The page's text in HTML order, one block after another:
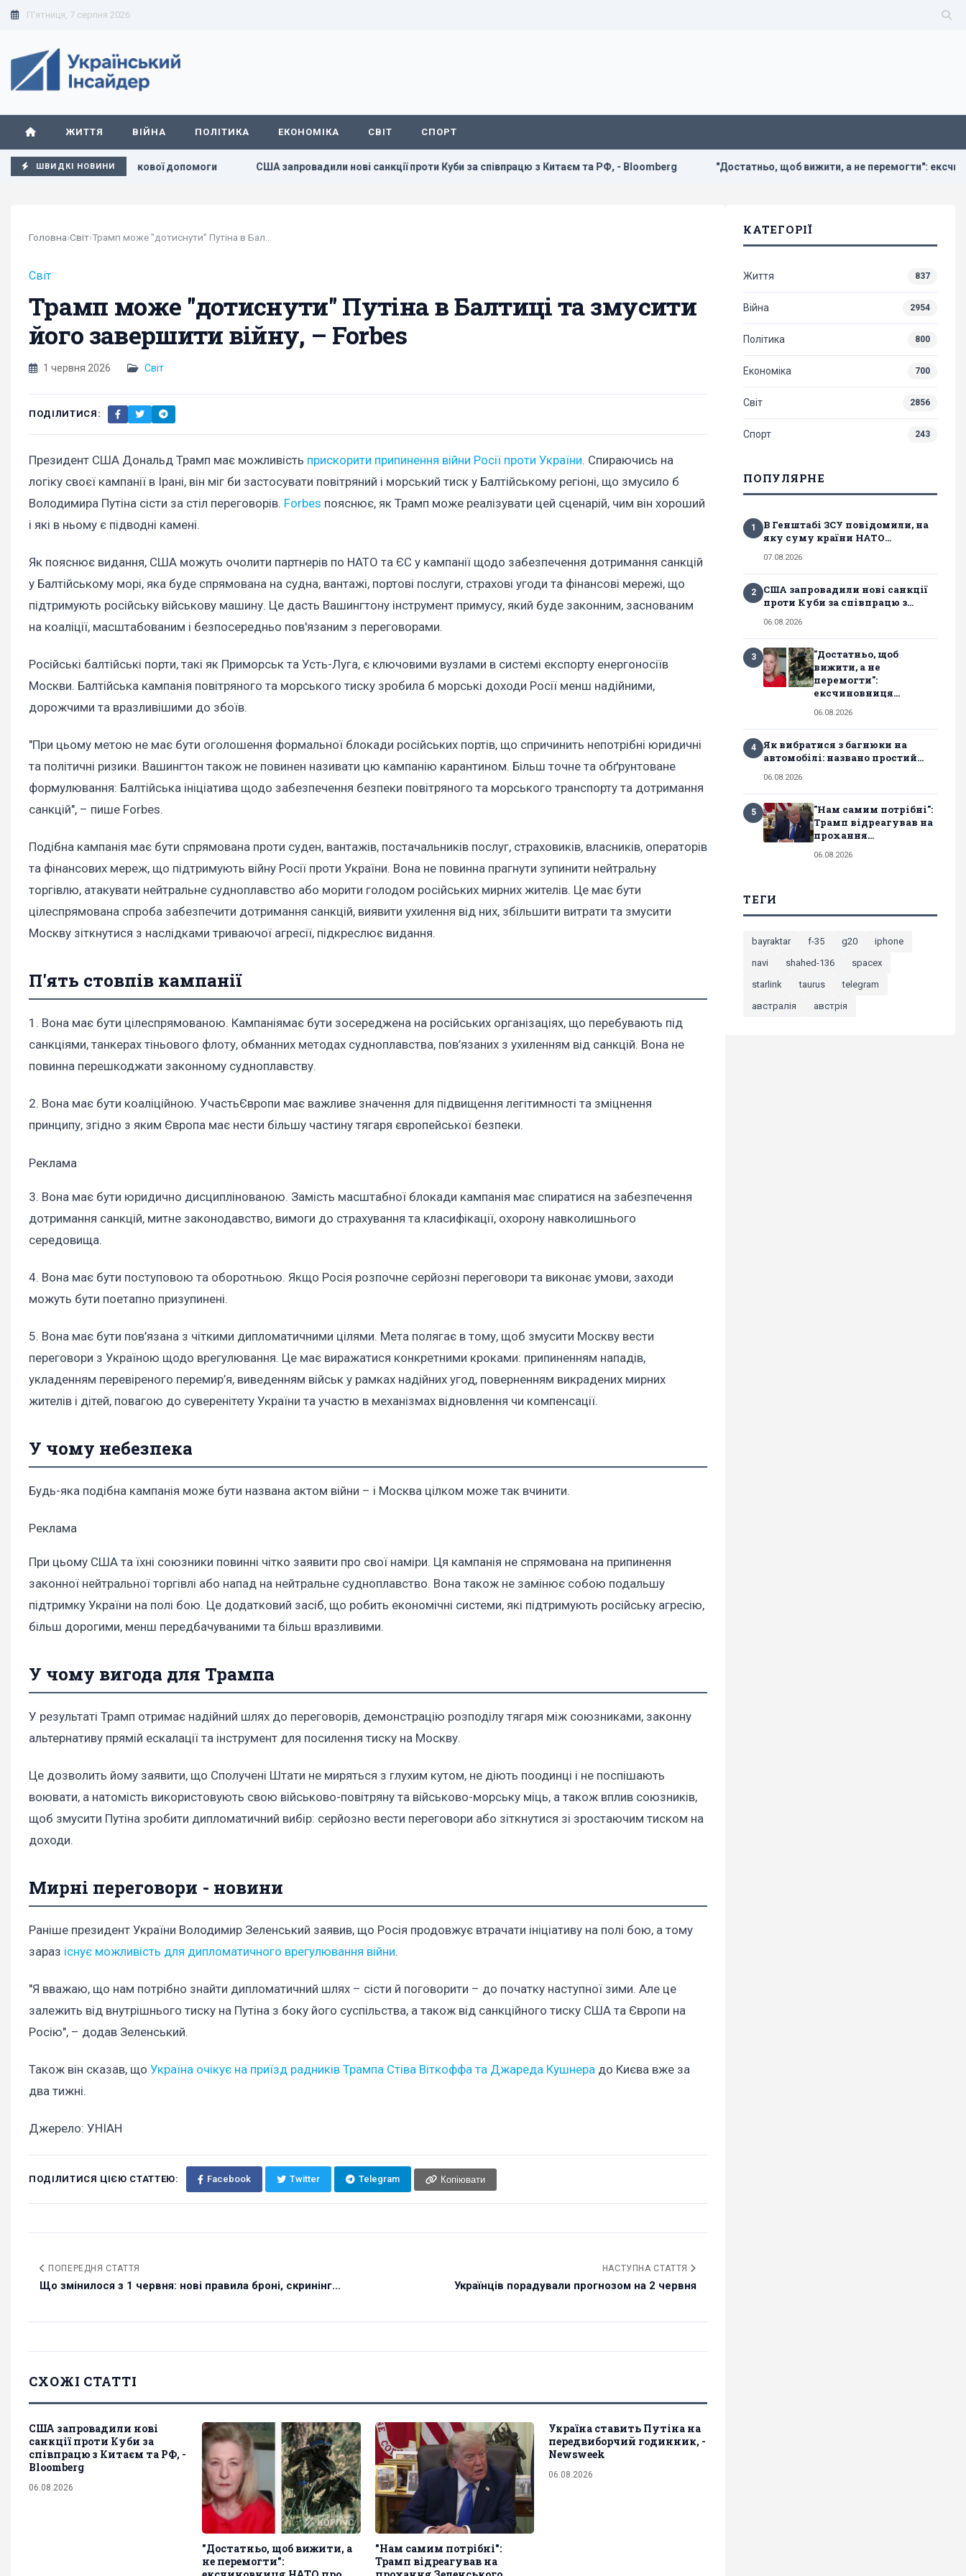
П'ятниця, 7 серпня 2026
ЖИТТЯ ВІЙНА ПОЛІТИКА ЕКОНОМІКА СВІТ СПОРТ
ШВИДКІ НОВИНИ
Україні військової допомоги США запровадили нові санкції проти Куби за співпрацю з Китаєм та РФ, - Bloomberg "Достатньо, щоб вижити, а не перемогти": ексчиновниця
Головна›Світ›
Світ
Трамп може "дотиснути" Путіна в Балтиці та змусити
його завершити війну, – Forbes
1 червня 2026 Світ
ПОДІЛИТИСЯ:
Президент США Дональд Трамп має можливість прискорити припинення війни Росії проти України. Спираючись на
логіку своєї кампанії в Ірані, він міг би застосувати повітряний і морський тиск у Балтійському регіоні, що змусило б
Володимира Путіна сісти за стіл переговорів. Forbes пояснює, як Трамп може реалізувати цей сценарій, чим він хороший
і які в ньому є підводні камені.
Як пояснює видання, США можуть очолити партнерів по НАТО та ЄС у кампанії щодо забезпечення дотримання санкцій
у Балтійському морі, яка буде спрямована на судна, вантажі, портові послуги, страхові угоди та фінансові мережі, що
підтримують російську військову машину. Це дасть Вашингтону інструмент примусу, який буде законним, заснованим
на коаліції, масштабованим і безпосередньо пов'язаним з переговорами.
Російські балтійські порти, такі як Приморськ та Усть-Луга, є ключовими вузлами в системі експорту енергоносіїв
Москви. Балтійська кампанія повітряного та морського тиску зробила б морські доходи Росії менш надійними,
дорожчими та вразливішими до збоїв.
"При цьому метою не має бути оголошення формальної блокади російських портів, що спричинить непотрібні юридичні
та політичні ризики. Вашингтон також не повинен називати цю кампанію карантином. Більш точне та обґрунтоване
формулювання: Балтійська ініціатива щодо забезпечення безпеки повітряного та морського транспорту та дотримання
санкцій", – пише Forbes.
Подібна кампанія має бути спрямована проти суден, вантажів, постачальників послуг, страховиків, власників, операторів
та фінансових мереж, що підтримують війну Росії проти України. Вона не повинна прагнути зупинити нейтральну
торгівлю, атакувати нейтральне судноплавство або морити голодом російських мирних жителів. Це має бути
цілеспрямована спроба забезпечити дотримання санкцій, виявити ухилення від них, збільшити витрати та змусити
Москву зіткнутися з наслідками триваючої агресії, підкреслює видання.
П'ять стовпів кампанії
1. Вона має бути цілеспрямованою. Кампаніямає бути зосереджена на російських організаціях, що перебувають під
санкціями, танкерах тіньового флоту, обманних методах судноплавства, пов’язаних з ухиленням від санкцій. Вона не
повинна перешкоджати законному судноплавству.
2. Вона має бути коаліційною. УчастьЄвропи має важливе значення для підвищення легітимності та зміцнення
принципу, згідно з яким Європа має нести більшу частину тягаря європейської безпеки.
Реклама
3. Вона має бути юридично дисциплінованою. Замість масштабної блокади кампанія має спиратися на забезпечення
дотримання санкцій, митне законодавство, вимоги до страхування та класифікації, охорону навколишнього
середовища.
4. Вона має бути поступовою та оборотньою. Якщо Росія розпочне серйозні переговори та виконає умови, заходи
можуть бути поетапно призупинені.
5. Вона має бути пов’язана з чіткими дипломатичними цілями. Мета полягає в тому, щоб змусити Москву вести
переговори з Україною щодо врегулювання. Це має виражатися конкретними кроками: припиненням нападів,
укладенням перевіреного перемир’я, виведенням військ у рамках надійних угод, поверненням викрадених мирних
жителів і дітей, повагою до суверенітету України та участю в механізмах відновлення чи компенсації.
У чому небезпека
Будь-яка подібна кампанія може бути названа актом війни – і Москва цілком може так вчинити.
Реклама
При цьому США та їхні союзники повинні чітко заявити про свої наміри. Ця кампанія не спрямована на припинення
законної нейтральної торгівлі або напад на нейтральне судноплавство. Вона також не замінює собою подальшу
підтримку України на полі бою. Це додатковий засіб, що робить економічні системи, які підтримують російську агресію,
більш дорогими, менш передбачуваними та більш вразливими.
У чому вигода для Трампа
У результаті Трамп отримає надійний шлях до переговорів, демонстрацію розподілу тягаря між союзниками, законну
альтернативу прямій ескалації та інструмент для посилення тиску на Москву.
Це дозволить йому заявити, що Сполучені Штати не миряться з глухим кутом, не діють поодинці і не поспішають
воювати, а натомість використовують свою військово-повітряну та військово-морську міць, а також вплив союзників,
щоб змусити Путіна зробити дипломатичний вибір: серйозно вести переговори або зіткнутися зі зростаючим тиском на
доходи.
Мирні переговори - новини
Раніше президент України Володимир Зеленський заявив, що Росія продовжує втрачати ініціативу на полі бою, а тому
зараз існує можливість для дипломатичного врегулювання війни.
"Я вважаю, що нам потрібно знайти дипломатичний шлях – сісти й поговорити – до початку наступної зими. Але це
залежить від внутрішнього тиску на Путіна з боку його суспільства, а також від санкційного тиску США та Європи на
Росію", – додав Зеленський.
Також він сказав, що Україна очікує на приїзд радників Трампа Стіва Віткоффа та Джареда Кушнера до Києва вже за
два тижні.
Джерело: УНІАН
ПОДІЛИТИСЯ ЦІЄЮ СТАТТЕЮ: Facebook Twitter Telegram Копіювати
ПОПЕРЕДНЯ СТАТТЯ
Що змінилося з 1 червня: нові правила броні, скринінг...
НАСТУПНА СТАТТЯ
Українців порадували прогнозом на 2 червня
СХОЖІ СТАТТІ
США запровадили нові
санкції проти Куби за
співпрацю з Китаєм та РФ, -
Bloomberg
06.08.2026
"Достатньо, щоб вижити, а
не перемогти":
"Нам самим потрібні":
Трамп відреагував на
Україна ставить Путіна на
передвиборчий годинник, -
Newsweek
06.08.2026
КАТЕГОРІЇ
Життя 837
Війна 2954
Політика 800
Економіка 700
Світ 2856
Спорт 243
ПОПУЛЯРНЕ
1
В Генштабі ЗСУ повідомили, на
яку суму країни НАТО...
07.08.2026
2
США запровадили нові санкції
проти Куби за співпрацю з...
06.08.2026
3
"Достатньо, щоб
вижити, а не
перемогти":
ексчиновниця...
06.08.2026
4
Як вибратися з багнюки на
автомобілі: названо простий...
06.08.2026
5
"Нам самим потрібні":
Трамп відреагував на
прохання...
06.08.2026
ТЕГИ
bayraktar f-35 g20
iphone
navi
shahed-136
spacex
starlink
taurus
telegram
австралія
австрія